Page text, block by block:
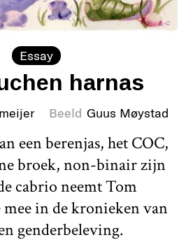
Essay
harnas
Beeld Guus Møystad
een berenjas, het COC,
broek, non-binair zijn
cabrio neemt Tom
in de kronieken van
genderbeleving.